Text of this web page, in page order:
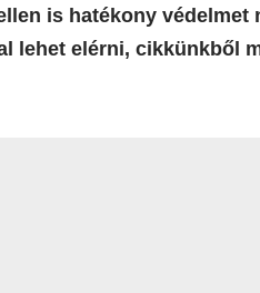
is hatékony védelmet
lehet elérni, cikkünkből